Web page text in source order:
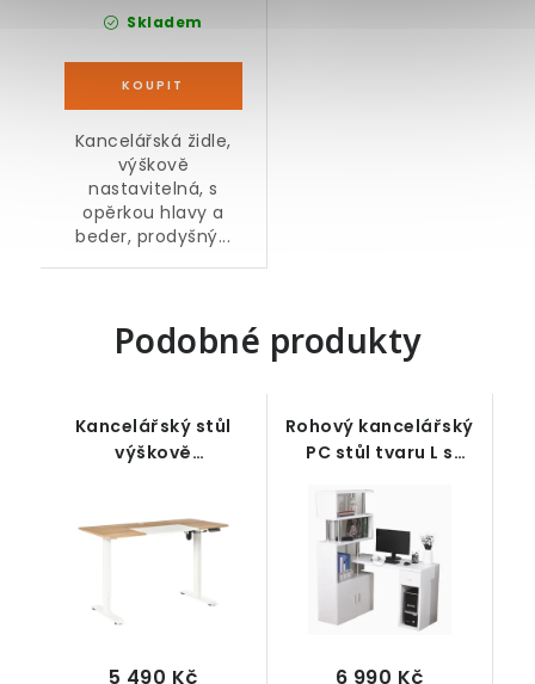
Skladem
Kancelářská židle,
výškově
nastavitelná, s
opěrkou hlavy a
beder, prodyšný...
Podobné produkty
Kancelářský stůl
výškově
x 70 x 72-116 cm
5 490 Kč
Rohový kancelářský
PC stůl tvaru L s
zásuvkou, bílý, 120 x
80 x 164 cm
6 990 Kč